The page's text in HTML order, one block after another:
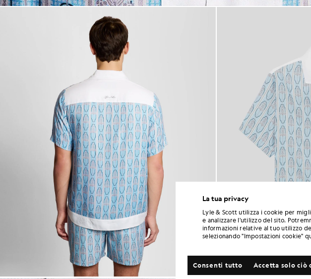
La tua privacy
Lyle & Scott utilizza i cookie per
e analizzare l'utilizzo del sito.
informazioni relative al tuo utilizzo
selezionando "Impostazioni cookie"
Accetta solo ciò
Consenti tutto